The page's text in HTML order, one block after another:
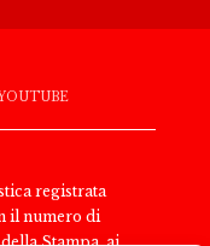
registrata
il numero di
Stampa, ai